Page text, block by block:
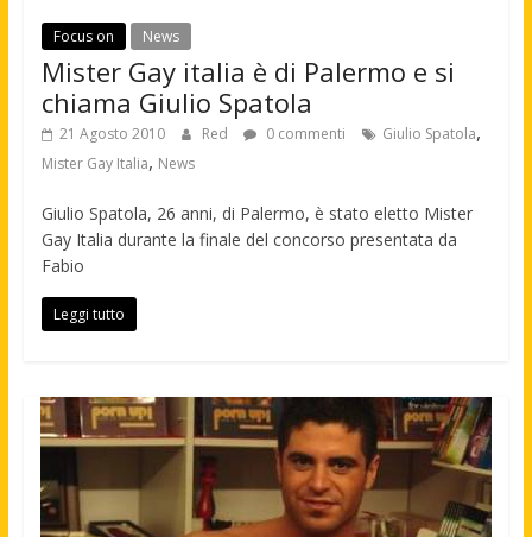
Focus on News
Mister Gay italia è di Palermo e si
chiama Giulio Spatola
21 Agosto 2010 Red 0 commenti Giulio Spatola,
Mister Gay Italia, News
Giulio Spatola, 26 anni, di Palermo, è stato eletto Mister
Gay Italia durante la finale del concorso presentata da
Fabio
Leggi tutto